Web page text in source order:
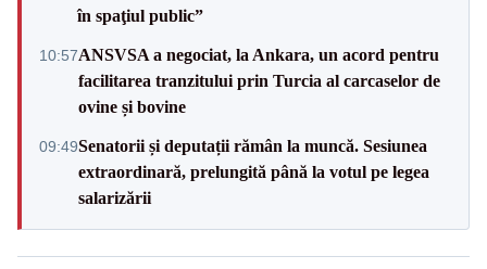
în spaţiul public”
10:57ANSVSA a negociat, la Ankara, un acord pentru
facilitarea tranzitului prin Turcia al carcaselor de
ovine și bovine
09:49Senatorii și deputații rămân la muncă. Sesiunea
extraordinară, prelungită până la votul pe legea
salarizării